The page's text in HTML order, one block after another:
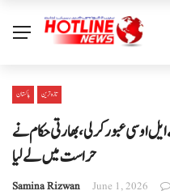
پاکستان تازہ ترین
او سی عبور کر لی، بھارتی حکام نے
حراست میں لے لیا
Samina Rizwan June 1, 2026